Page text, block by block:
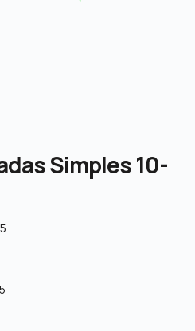
Simples 10-